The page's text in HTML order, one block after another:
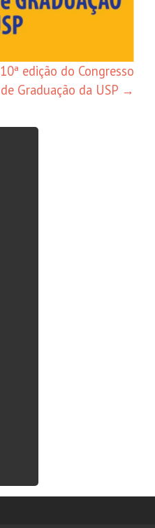
10ª edição do Congresso
de Graduação da USP →